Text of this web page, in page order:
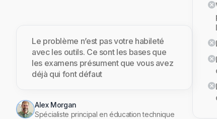
Le problème n’est pas votre habileté
avec les outils. Ce sont les bases que
les examens présument que vous avez
déjà qui font défaut
Alex Morgan
Spécialiste principal en éducation technique